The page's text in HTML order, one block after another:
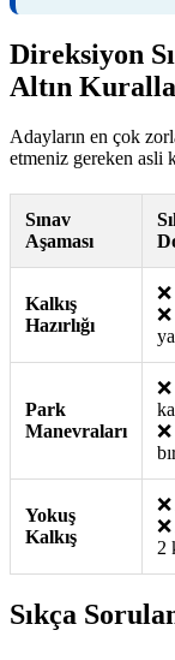
Direksiyon
Altın
Adayların en çok
etmeniz gereken asli
Sınav
Aşaması
Kalkış
Hazırlığı
Park
Manevraları
Yokuş
Kalkış
2
Sıkça